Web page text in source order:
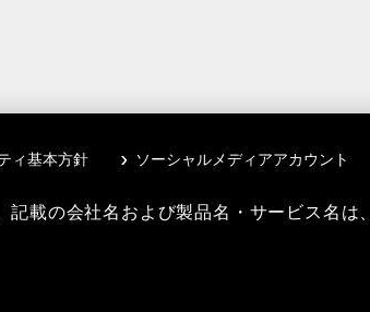
ィ基本方針 ソーシャルメディアアカウント
載の会社名および製品名・サービス名は